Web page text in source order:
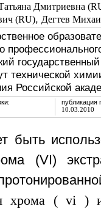
Дмитриевна
(RU), Дегтев
технической
Российской
публикация
10.03.2010
быть
(VI)